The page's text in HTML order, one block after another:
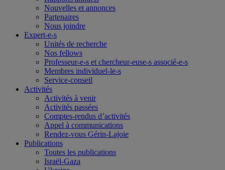
Nouvelles et annonces
Partenaires
Nous joindre
Expert-e-s
Unités de recherche
Nos fellows
Professeur-e-s et chercheur-euse-s associé-e-s
Membres individuel-le-s
Service-conseil
Activités
Activités à venir
Activités passées
Comptes-rendus d’activités
Appel à communications
Rendez-vous Gérin-Lajoie
Publications
Toutes les publications
Israël-Gaza